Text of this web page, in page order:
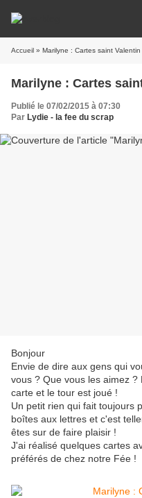
Accueil » Marilyne : Cartes saint Valentin
Marilyne : Cartes
Publié le 07/02/2015 à 07:30
Par Lydie - la fee du scrap
Bonjour
Envie de dire aux gens qui
vous ? Que vous les aimez
carte et le tour est joué !
Un petit rien qui fait toujours
boîtes aux lettres et c'est
êtes sur de faire plaisir !
J'ai réalisé quelques cartes
préférés de chez notre Fée !